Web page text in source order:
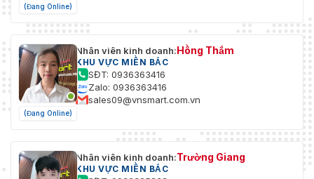
(Đang Online)
(Đang Online)
Nhân viên kinh doanh:Hồng Thắm
KHU VỰC MIỀN BẮC
SĐT: 0936363416
Zalo: 0936363416
sales09@vnsmart.com.vn
Nhân viên kinh doanh:Trường Giang
KHU VỰC MIỀN BẮC